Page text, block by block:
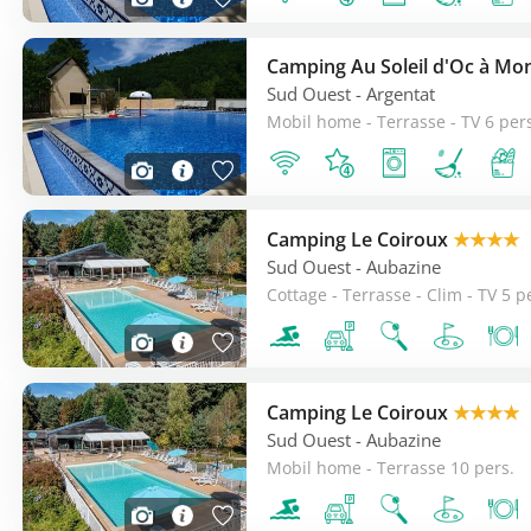
Sud Ouest - Argentat
Mobil home - Terrasse - TV 6
Camping Le Coiroux★★★★
Sud Ouest - Aubazine
Cottage - Terrasse - Clim - TV 5
Camping Le Coiroux★★★★
Sud Ouest - Aubazine
Mobil home - Terrasse 10 pers.